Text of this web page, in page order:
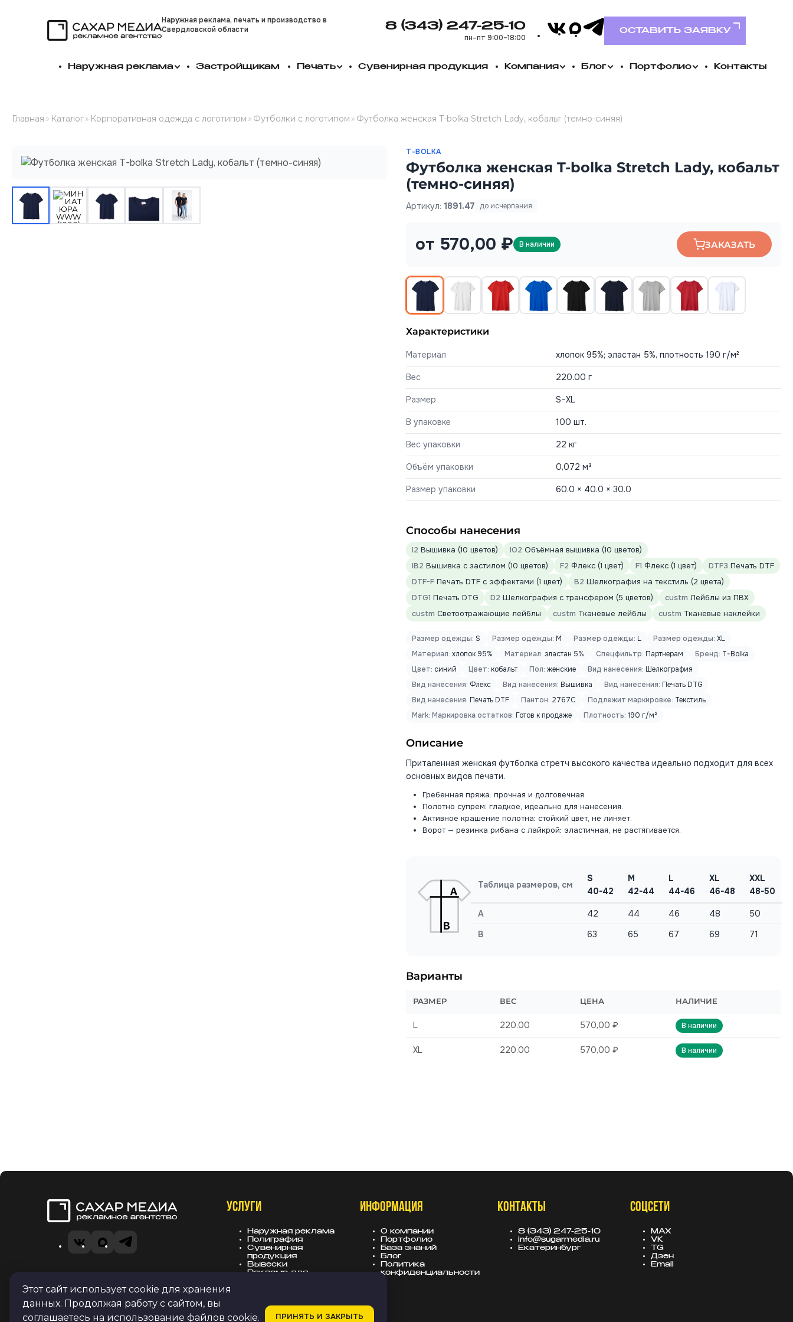
Наружная реклама, печать и производство в
Свердловской области
8 (343) 247-25-10
пн–пт 9:00–18:00
VK Telegram
MAX
ОСТАВИТЬ ЗАЯВКУ
Наружная реклама Застройщикам Печать Сувенирная продукция Компания Блог Портфолио Контакты
Главная » Каталог» Корпоративная одежда с логотипом » Футболки с логотипом » Футболка женская T-bolka Stretch Lady, кобальт (темно-синяя)
T-BOLKA
Футболка женская T-bolka Stretch Lady, кобальт
(темно-синяя)
Артикул: 1891.47 до исчерпания
от 570,00 ₽ В наличии ЗАКАЗАТЬ
Характеристики
Материал хлопок 95%; эластан 5%, плотность 190 г/м²
Вес 220.00 г
Размер S–XL
В упаковке 100 шт.
Вес упаковки 22 кг
Объём упаковки 0,072 м³
Размер упаковки 60.0 × 40.0 × 30.0
Способы нанесения
I2 Вышивка (10 цветов) IO2 Объёмная вышивка (10 цветов)
IB2 Вышивка с застилом (10 цветов) F2 Флекс (1 цвет) F1 Флекс (1 цвет) DTF3 Печать DTF
DTF-F Печать DTF с эффектами (1 цвет) B2 Шелкография на текстиль (2 цвета)
DTG1 Печать DTG D2 Шелкография с трансфером (5 цветов) custm Лейблы из ПВХ
custm Светоотражающие лейблы custm Тканевые лейблы custm Тканевые наклейки
Размер одежды: S Размер одежды: M Размер одежды: L Размер одежды: XL
Материал: хлопок 95% Материал: эластан 5% Спецфильтр: Партнерам Бренд: T-Bolka
Цвет: синий Цвет: кобальт Пол: женские Вид нанесения: Шелкография
Вид нанесения: Флекс Вид нанесения: Вышивка Вид нанесения: Печать DTG
Вид нанесения: Печать DTF Пантон: 2767C Подлежит маркировке: Текстиль
Mark: Маркировка остатков: Готов к продаже Плотность: 190 г/м²
Описание
Приталенная женская футболка стретч высокого качества идеально подходит для всех
основных видов печати.
Гребенная пряжа: прочная и долговечная.
Полотно супрем: гладкое, идеально для нанесения.
Активное крашение полотна: стойкий цвет, не линяет.
Ворот — резинка рибана с лайкрой: эластичная, не растягивается.
Таблица размеров, см
S
40-42
M
42-44
L
44-46
XL
46-48
XXL
48-50
A 42 44 46 48
50
B
63 65 67 69 71
Варианты
РАЗМЕР ВЕС ЦЕНА НАЛИЧИЕ
L 220.00 570,00 ₽ В наличии
XL 220.00 570,00 ₽ В наличии
VK Telegram
MAX
персональных данных
Согласие на получение рекламных
и информационных рассылок
УСЛУГИ
Наружная реклама
Полиграфия
Сувенирная
продукция
Вывески
Реклама для
ИНФОРМАЦИЯ
О компании
Портфолио
База знаний
Блог
Политика
конфиденциальности
КОНТАКТЫ
8 (343) 247-25-10
info@sugarmedia.ru
Екатеринбург
СОЦСЕТИ
MAX
VK
TG
Дзен
Email
Этот сайт использует cookie для хранения
данных. Продолжая работу с сайтом, вы
соглашаетесь на использование файлов cookie.
ПРИНЯТЬ И ЗАКРЫТЬ